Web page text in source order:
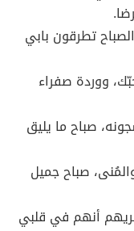
تطرقون بابي
ووردة صفراء
صباح ما يليق
صباح جميل
أنهم في قلبي